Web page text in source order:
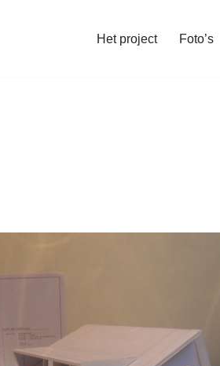
Het project Foto’s